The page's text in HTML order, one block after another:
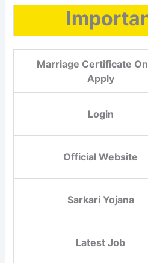
Marriage Certificate
Apply
Login
Official Website
Sarkari Yojana
Latest Job